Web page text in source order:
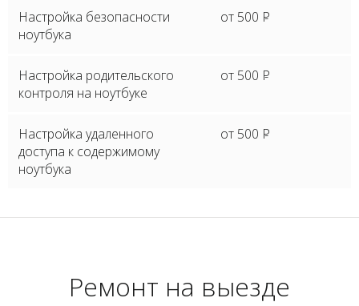
Настройка безопасности
ноутбука
от 500 P
Настройка родительского
контроля на ноутбуке
от 500 P
Настройка удаленного
доступа к содержимому
ноутбука
от 500 P
Ремонт на выезде